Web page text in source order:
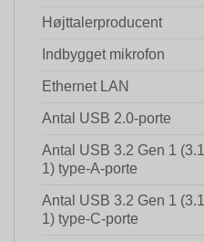
Højttalerproducent
Indbygget mikrofon
Ethernet LAN
Antal USB 2.0-porte
Antal USB 3.2 Gen 1
1) type-A-porte
Antal USB 3.2 Gen 1
1) type-C-porte